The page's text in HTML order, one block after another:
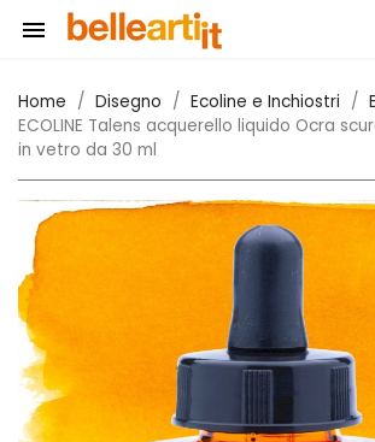

Home Disegno Ecoline e Inchiostri
ECOLINE Talens acquerello liquido Ocra
in vetro da 30 ml